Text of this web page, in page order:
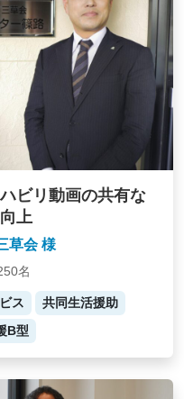
ビリ動画の共有な
上
草会 様
名
ス
共同生活援助
B型